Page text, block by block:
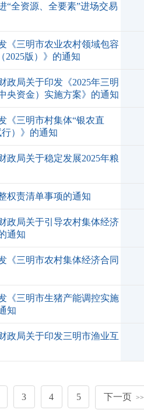
“全资源、全要素”进场交易
《三明市农业农村领域包容
2025版）》的通知
政局关于印发《2025年三明
央资金）实施方案》的通知
《三明市村集体“银农直
）》的通知
政局关于稳定发展2025年粮
权责清单事项的通知
政局关于引导农村集体经济
通知
《三明市农村集体经济合同
《三明市生猪产能调控实施
知
政局关于印发三明市渔业互
3 4 5 下一页 >>